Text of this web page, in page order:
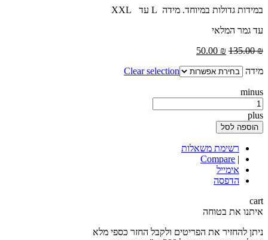
במידות גדולות במיוחד. מידה L עד XXL
עד גמר המלאי
135.00₪
50.00 ₪
מידה
Clear selection
minus
plus
הוספה לסל
רשימת משאלות
|
Compare
אימייל
הדפסה
cart
איתנו את בטוחה
ניתן להחזיר את הפריטים ולקבל החזר כספי מלא